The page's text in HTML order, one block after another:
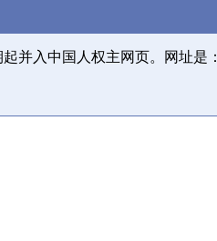
并入中国人权主网页。网址是：